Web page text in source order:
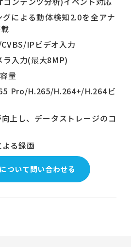
グによる動体検知2.0を全アナ
IPビデオ入力
ラ入力(最大8MP)
量
Pro/H.265/H.264+/H.264ビ
上し、データストレージのコ
る録画
ついて問い合わせる